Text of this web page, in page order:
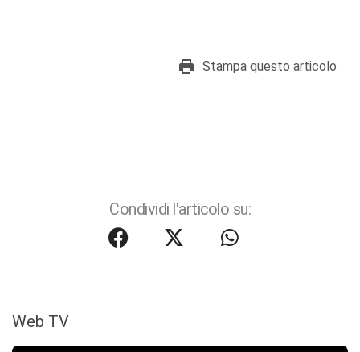
Stampa questo articolo
Condividi l'articolo su:
Web TV